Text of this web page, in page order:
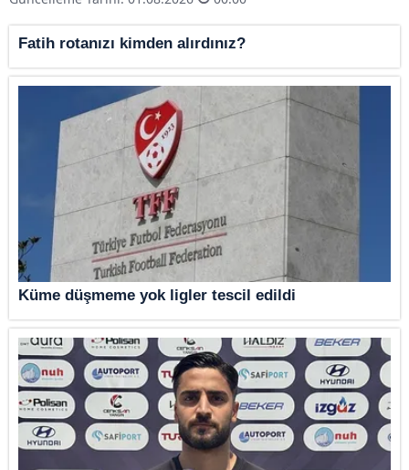
Fatih rotanızı kimden alırdınız?
Küme düşmeme yok ligler tescil edildi